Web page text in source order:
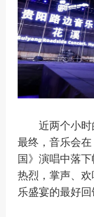
近两个小
最终，音乐会
国》演唱中落
热烈，掌声、
乐盛宴的最好回